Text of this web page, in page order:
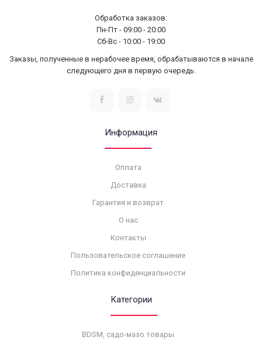
Обработка заказов:
Пн-Пт - 09:00 - 20:00
Сб-Вс - 10:00 - 19:00
Заказы, полученные в нерабочее время, обрабатываются в начале
следующего дня в первую очередь.
Информация
Оплата
Доставка
Гарантия и возврат
О нас
Контакты
Пользовательское соглашение
Политика конфиденциальности
Категории
BDSM, садо-мазо товары